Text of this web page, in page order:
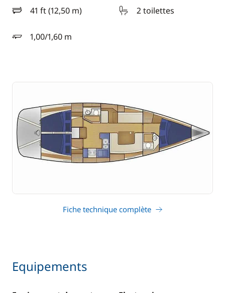
41 ft (12,50 m)
longueur 2 toilettes
1,00/1,60 m
tirant d'eau
Fiche technique complète
Equipements